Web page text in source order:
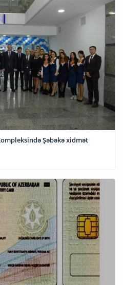
Şəbəkə xidmət